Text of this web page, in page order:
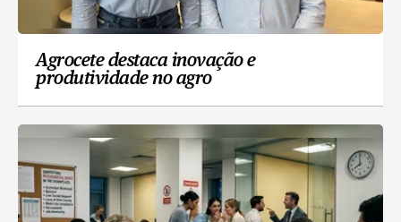
Agrocete destaca inovação e
produtividade no agro